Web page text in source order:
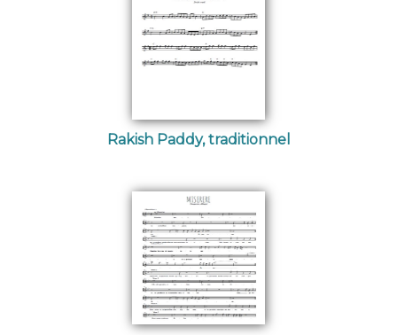
Rakish Paddy, traditionnel